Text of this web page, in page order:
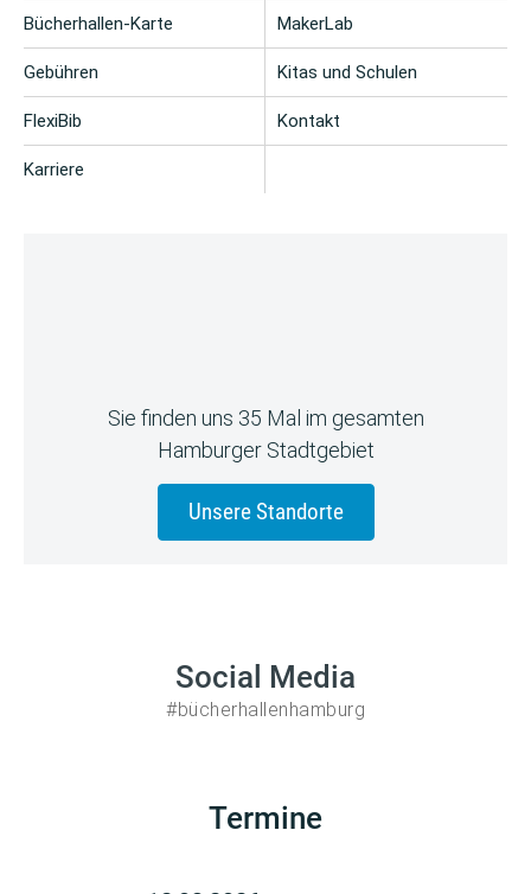
Bücherhallen-Karte
Gebühren
FlexiBib
Karriere
MakerLab
Kitas und Schulen
Kontakt
Sie finden uns 35 Mal im gesamten
Hamburger Stadtgebiet
Unsere Standorte
Social Media
#bücherhallenhamburg
Termine